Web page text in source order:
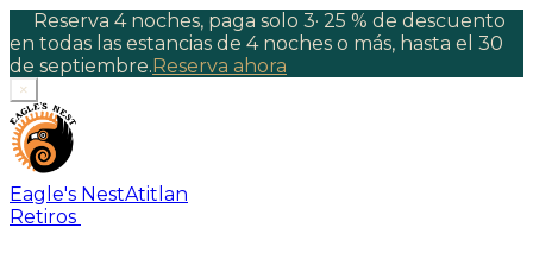
Reserva 4 noches, paga solo 3· 25 % de descuento
en todas las estancias de 4 noches o más, hasta el 30
de septiembre.Reserva ahora
×
Eagle's NestAtitlan
Retiros